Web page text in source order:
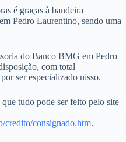
é graças à bandeira
Pedro Laurentino, sendo uma
do Banco BMG em Pedro
com total
ser especializado nisso.
tudo pode ser feito pelo site
credito/consignado.htm.